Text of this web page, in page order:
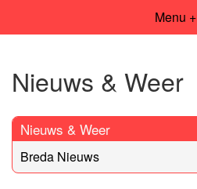
Menu +
Nieuws & Weer
Nieuws & Weer
Breda Nieuws